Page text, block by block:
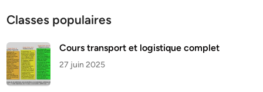
Classes populaires
Cours transport et logistique complet
27 juin 2025